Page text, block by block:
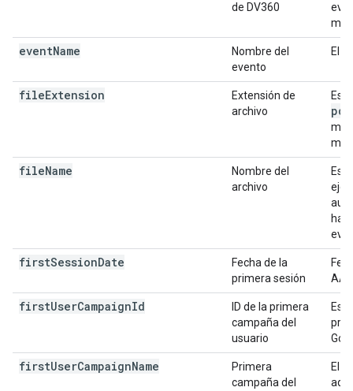
de DV360
eventName
Nombre del
evento
El
fileExtension
Extensión de
archivo
Es
pdf
fileName
Nombre del
archivo
Es
firstSessionDate
Fecha de la
primera sesión
firstUserCampaignId
ID de la primera
campaña del
usuario
Es
firstUserCampaignName
Primera
campaña del
El